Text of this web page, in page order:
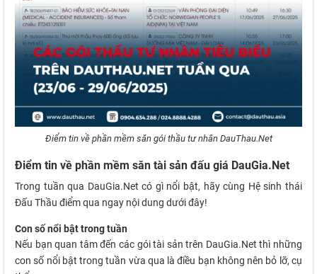
Điểm tin về phần mềm săn gói thầu tư nhân DauThau.Net
Điểm tin về phần mềm săn tài sản đấu giá DauGia.Net
Trong tuần qua DauGia.Net có gì nổi bật, hãy cùng Hệ sinh thái
Đấu Thầu điểm qua ngay nội dung dưới đây!
Con số nổi bật trong tuần
Nếu bạn quan tâm đến các gói tài sản trên DauGia.Net thì những
con số nổi bật trong tuần vừa qua là điều bạn không nên bỏ lỡ, cụ